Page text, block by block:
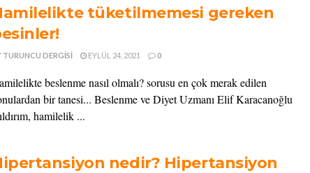
tüketilmemesi gereken
TURUNCU DERGISI EYLÜL 24, 2021 0
beslenme nasıl olmalı? sorusu en çok merak edilen
bir tanesi... Beslenme ve Diyet Uzmanı Elif Karacanoğlu
hamilelik ...
nedir? Hipertansiyon